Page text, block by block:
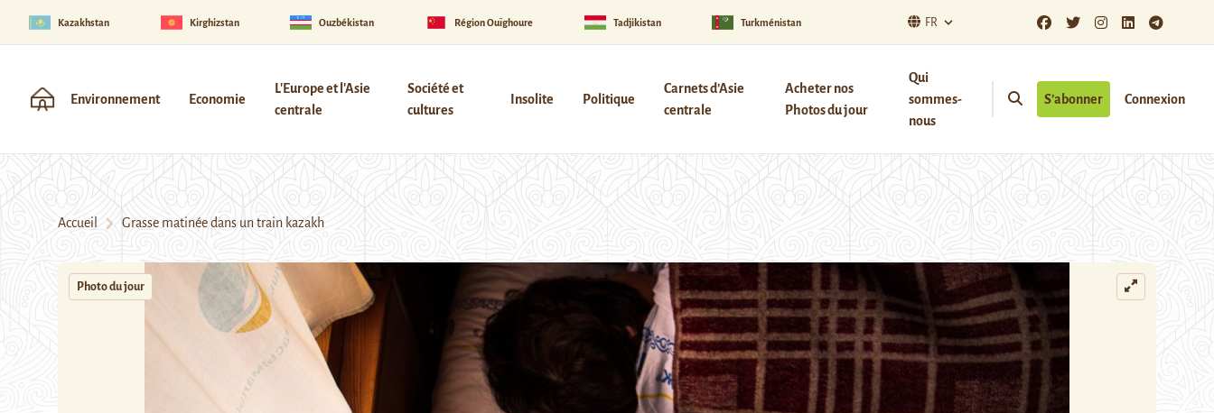
Kazakhstan Kirghizstan Ouzbékistan Région Ouïghoure Tadjikistan Turkménistan FR
Environnement Economie
L'Europe et l'Asie
centrale
Société et
cultures
Insolite Politique
Carnets d’Asie
centrale
Acheter nos
Photos du jour
Qui
sommes-
nous
S’abonner Connexion
Accueil Grasse matinée dans un train kazakh
Photo du jour